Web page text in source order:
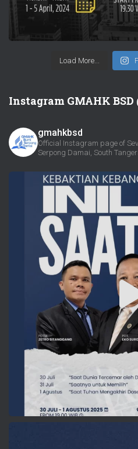
Load More...
Instagram GMAHK BSD
gmahkbsd
Official Instagram page of
Serpong Damai, South